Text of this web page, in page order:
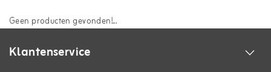
Geen producten gevonden!...
Klantenservice